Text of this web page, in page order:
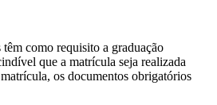
como requisito a graduação
que a matrícula seja realizada
os documentos obrigatórios